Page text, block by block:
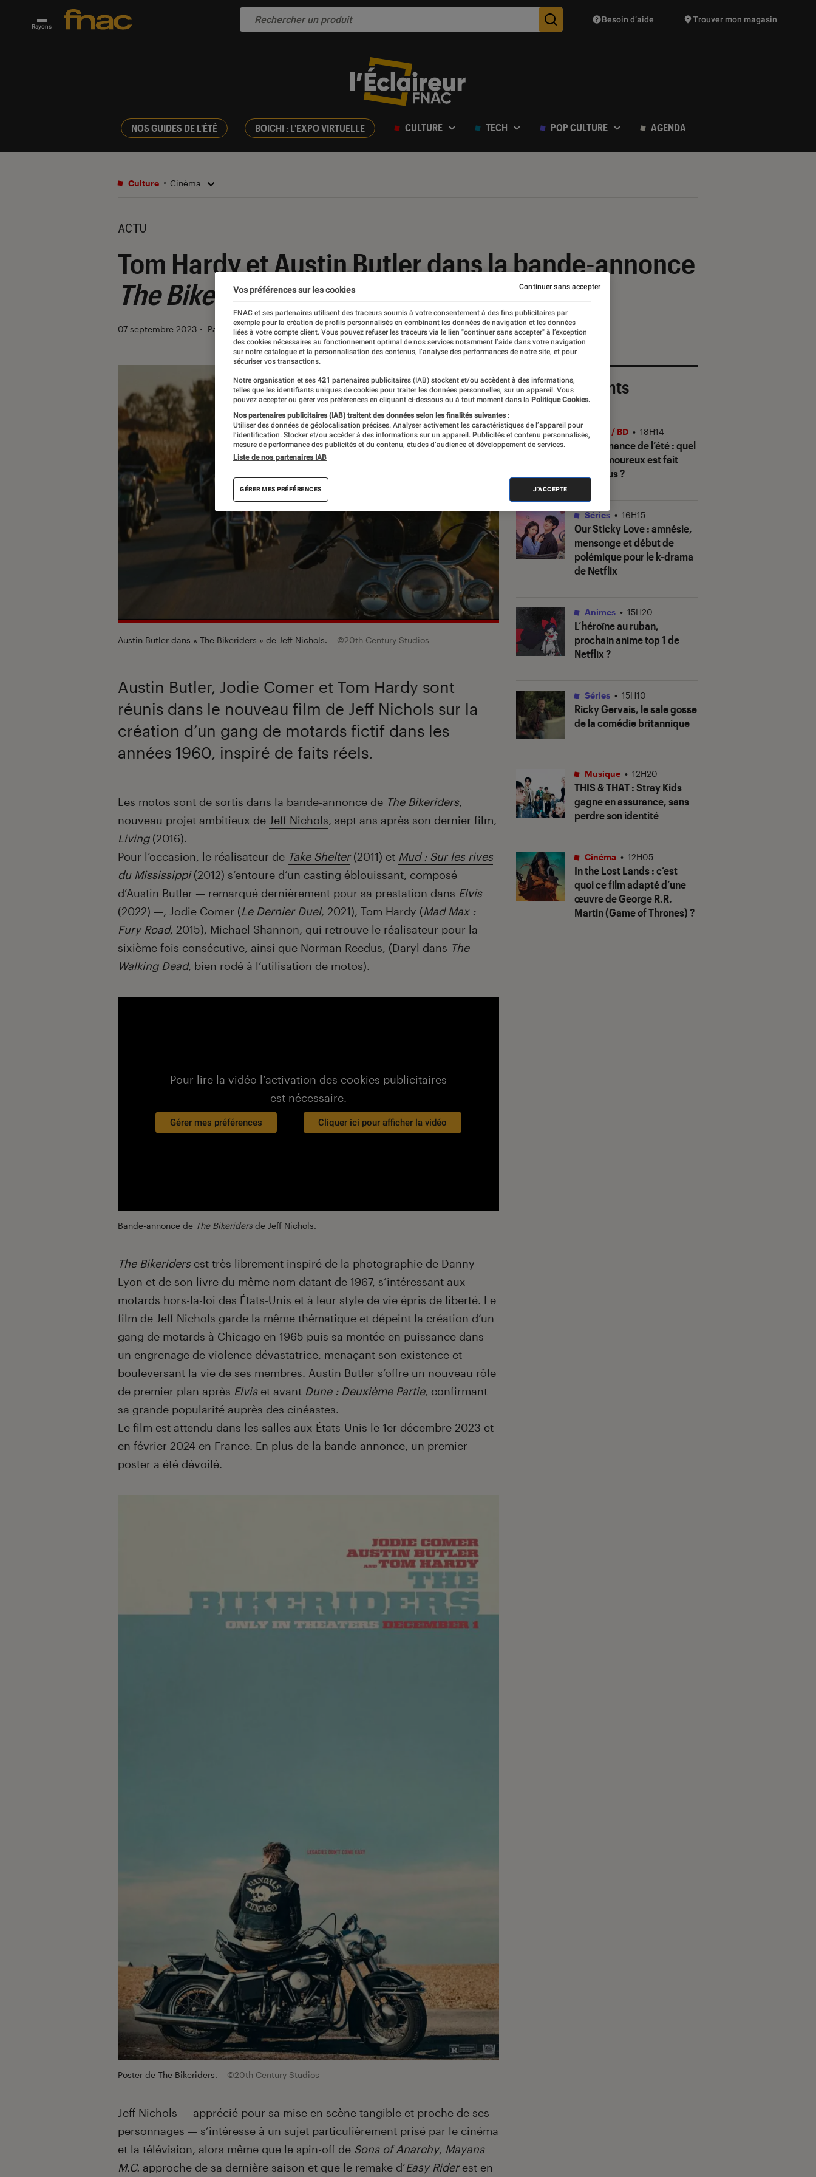
Rayons Des suggestions de produits vont vous être proposées
Besoin d’aide Trouver mon magasin
NOS GUIDES DE L'ÉTÉ BOICHI : L'EXPO VIRTUELLE CULTURE TECH POP CULTURE AGENDA
Culture Cinéma
ACTU
Tom Hardy et Austin Butler dans la bande-annonce
The Bikeriders
07 septembre 2023 ・ Par Robin Negre
Austin Butler dans « The Bikeriders » de Jeff Nichols. ©20th Century Studios
Austin Butler, Jodie Comer et Tom Hardy sont
réunis dans le nouveau film de Jeff Nichols sur la
création d’un gang de motards fictif dans les
années 1960, inspiré de faits réels.
Introduction
Les motos sont de sortis dans la bande-annonce de The Bikeriders,
nouveau projet ambitieux de Jeff Nichols, sept ans après son dernier film,
Living(2016).
Pour l’occasion, le réalisateur de Take Shelter(2011) et Mud : Sur les rives
du Mississippi(2012) s’entoure d’un casting éblouissant, composé
d’Austin Butler — remarqué dernièrement pour sa prestation dans Elvis
(2022) —, Jodie Comer (Le Dernier Duel, 2021), Tom Hardy (Mad Max :
Fury Road, 2015), Michael Shannon, qui retrouve le réalisateur pour la
sixième fois consécutive, ainsi que Norman Reedus, (Daryl dans The
Walking Dead, bien rodé à l’utilisation de motos).
Pour lire la vidéo l’activation des cookies publicitaires
est nécessaire.
Gérer mes préférences Cliquer ici pour afficher la vidéo
Bande-annonce de The Bikeriders de Jeff Nichols.
The Bikeridersest très librement inspiré de la photographie de Danny
Lyon et de son livre du même nom datant de 1967, s’intéressant aux
motards hors-la-loi des États-Unis et à leur style de vie épris de liberté. Le
film de Jeff Nichols garde la même thématique et dépeint la création d’un
gang de motards à Chicago en 1965 puis sa montée en puissance dans
un engrenage de violence dévastatrice, menaçant son existence et
bouleversant la vie de ses membres. Austin Butler s’offre un nouveau rôle
de premier plan après Elviset avant Dune : Deuxième Partie, confirmant
sa grande popularité auprès des cinéastes.
Le film est attendu dans les salles aux États-Unis le 1er décembre 2023 et
en février 2024 en France. En plus de la bande-annonce, un premier
poster a été dévoilé.
Poster de The Bikeriders. ©20th Century Studios
Jeff Nichols — apprécié pour sa mise en scène tangible et proche de ses
personnages — s’intéresse à un sujet particulièrement prisé par le cinéma
et la télévision, alors même que le spin-off de Sons of Anarchy, Mayans
M.C. approche de sa dernière saison et que le remake d’Easy Riderest en
Les plus récents
Quiz romance de l’été : quel
trope amoureux est fait
pour vous ?
Livres / BD • 18H14
Our Sticky Love: amnésie,
mensonge et début de
polémique pour le k-drama
de Netflix
Séries • 16H15
L’héroïne au ruban,
prochain anime top 1 de
Netflix ?
Animes • 15H20
Ricky Gervais, le sale gosse
de la comédie britannique
Séries • 15H10
THIS & THAT: Stray Kids
gagne en assurance, sans
perdre son identité
Musique • 12H20
In the Lost Lands: c’est
quoi ce film adapté d’une
œuvre de George R.R.
Martin (Game of Thrones) ?
Cinéma • 12H05
Vos préférences sur les cookies
FNAC et ses partenaires utilisent des traceurs soumis à votre consentement à des fins publicitaires par
exemple pour la création de profils personnalisés en combinant les données de navigation et les données
liées à votre compte client. Vous pouvez refuser les traceurs via le lien "continuer sans accepter" à l’exception
des cookies nécessaires au fonctionnement optimal de nos services notamment l’aide dans votre navigation
sur notre catalogue et la personnalisation des contenus, l’analyse des performances de notre site, et pour
sécuriser vos transactions.
Notre organisation et ses 421 partenaires publicitaires (IAB) stockent et/ou accèdent à des informations,
telles que les identifiants uniques de cookies pour traiter les données personnelles, sur un appareil. Vous
pouvez accepter ou gérer vos préférences en cliquant ci-dessous ou à tout moment dans la Politique Cookies.
Nos partenaires publicitaires (IAB) traitent des données selon les finalités suivantes :
Utiliser des données de géolocalisation précises. Analyser activement les caractéristiques de l’appareil pour
l’identification. Stocker et/ou accéder à des informations sur un appareil. Publicités et contenu personnalisés,
mesure de performance des publicités et du contenu, études d’audience et développement de services.
Liste de nos partenaires IAB
GÉRER MES PRÉFÉRENCES J'ACCEPTE
Continuer sans accepter